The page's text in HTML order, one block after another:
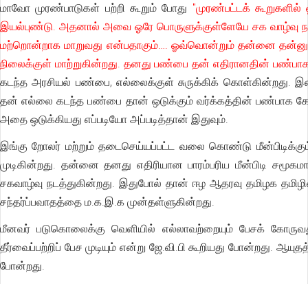
மாவோ முரண்பாடுகள் பற்றி கூறும் போது "முரண்பட்டக்
இயல்புண்டு. அதனால் அவை ஓரே பொருளுக்குள்ளேயே சக வாழ்வு
மற்றொன்றாக மாறுவது என்பதாகும்…. ஓவ்வொன்றும் தன்னை
நிலைக்குள் மாற்றுகின்றது. தனது பண்பை தன் எதிரானதின்
கடந்த அரசியல் பண்பை, எல்லைக்குள் சுருக்கிக்
தன் எல்லை கடந்த பண்பை தான் ஒடுக்கும் வர்க்கத்தின் பண்பாக
அதை ஒடுக்கியது எப்படியோ அப்படித்தான் இதுவும்.
இங்கு றோலர் மற்றும் தடைசெய்யப்பட்ட வலை கொண்டு
முடிகின்றது. தன்னை தனது எதிரியான பாரம்பரிய மீன்பிடி
சகவாழ்வு நடத்துகின்றது. இதுபோல் தான் ஈழ ஆதரவு தமிழக
சந்தர்ப்பவாதத்தை ம.க.இ.க முன்தள்ளுகின்றது.
மீனவர் படுகொலைக்கு வெளியில் எல்லாவற்றையும் பேசக்
தீர்வைப்பற்றிப் பேச முடியும் என்று ஜே.வி.பி கூறியது போன்றது.
போன்றது.